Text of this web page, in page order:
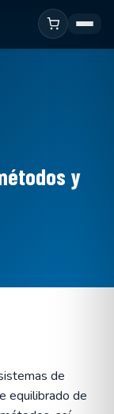
y
de
equilibrado de